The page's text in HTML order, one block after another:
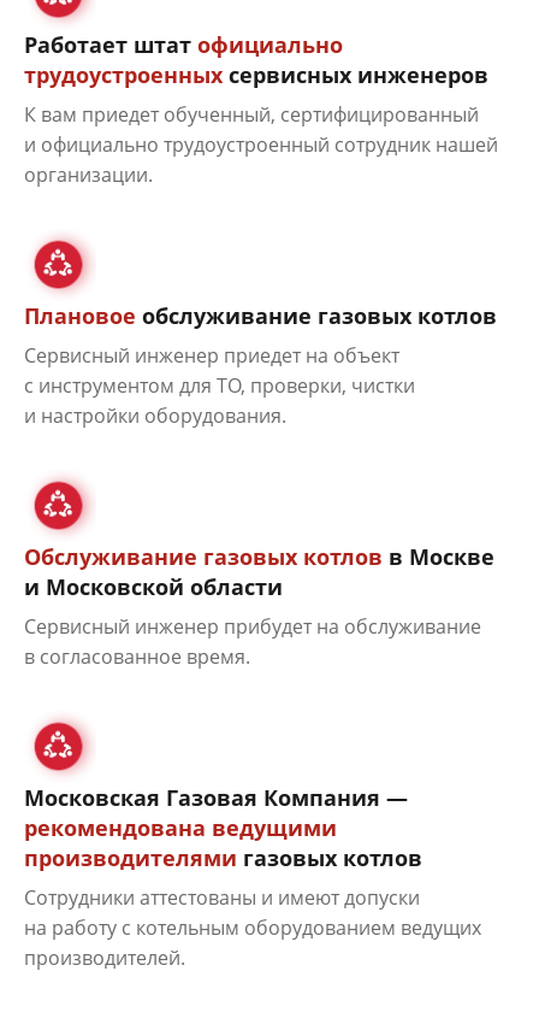
Работает штат официально
трудоустроенных сервисных инженеров
К вам приедет обученный, сертифицированный
и официально трудоустроенный сотрудник нашей
организации.
Плановое обслуживание газовых котлов
Сервисный инженер приедет на объект
с инструментом для ТО, проверки, чистки
и настройки оборудования.
Обслуживание газовых котлов в Москве
и Московской области
Сервисный инженер прибудет на обслуживание
в согласованное время.
Московская Газовая Компания —
рекомендована ведущими
производителями газовых котлов
Сотрудники аттестованы и имеют допуски
на работу с котельным оборудованием ведущих
производителей.